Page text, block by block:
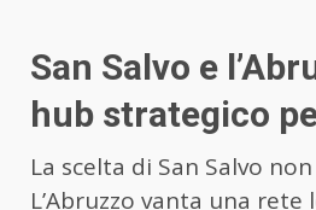
San Salvo e
hub strategico
La scelta di San Salvo
L’Abruzzo vanta una rete